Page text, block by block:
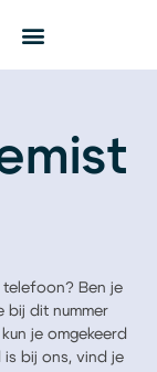
telefoon? Ben je
bij dit nummer
je omgekeerd
bij ons, vind je